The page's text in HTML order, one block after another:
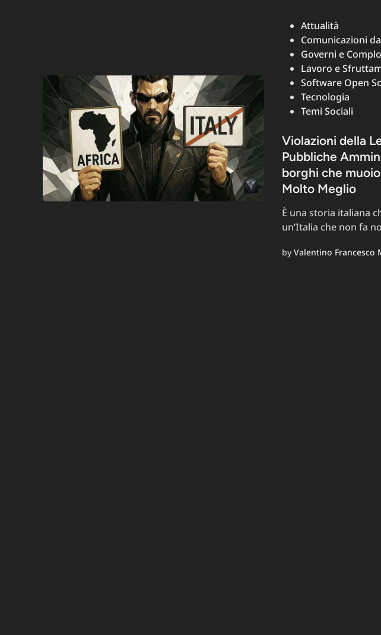
PostedAttualità
Comunicazioni
Governi e
Lavoro e
Software Open
Tecnologia
Temi Sociali
Violazioni della
Pubbliche
borghi che
Molto Meglio
È una storia italiana
un’Italia che non fa
byValentino Francesco